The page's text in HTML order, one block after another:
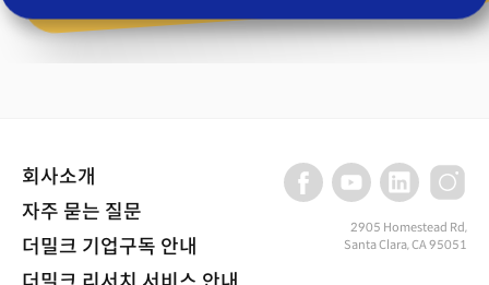
회사소개
자주 묻는 질문
더밀크 기업구독 안내
2905 Homestead Rd,
Santa Clara, CA 95051